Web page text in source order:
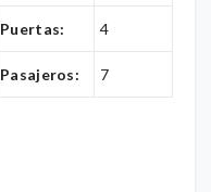
Puertas: 4
Pasajeros: 7